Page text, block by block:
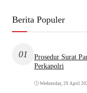
Berita Populer
01
Prosedur Surat
Perkapolri
Wednesday, 29 April